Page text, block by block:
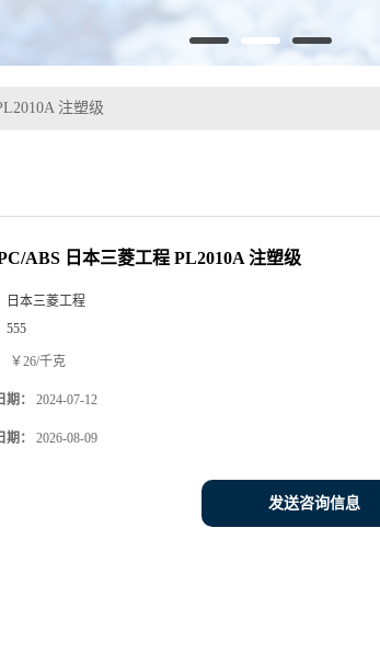
注塑级
ABS 日本三菱工程 PL2010A 注塑级
日本三菱工程
555
￥26/千克
： 2024-07-12
： 2026-08-09
发送咨询信息